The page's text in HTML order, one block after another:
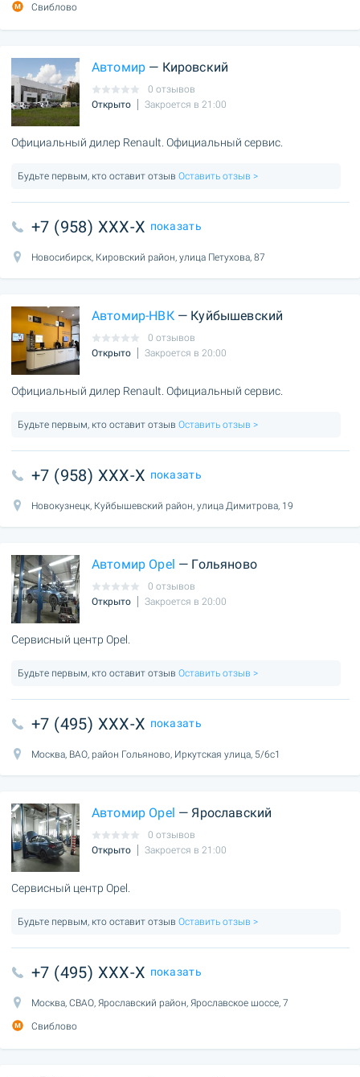
Свиблово
Автомир — Кировский
0 отзывов
Открыто
Закроется в 21:00
Официальный дилер Renault. Официальный сервис.
Будьте первым, кто оставит отзыв Оставить отзыв >
+7 (958) XXX-X показать
Новосибирск, Кировский район, улица Петухова, 87
Автомир-НВК— Куйбышевский
0 отзывов
Открыто
Закроется в 20:00
Официальный дилер Renault. Официальный сервис.
Будьте первым, кто оставит отзыв Оставить отзыв >
+7 (958) XXX-X показать
Новокузнецк, Куйбышевский район, улица Димитрова, 19
Автомир Opel — Гольяново
0 отзывов
Открыто
Закроется в 20:00
Сервисный центр Opel.
Будьте первым, кто оставит отзыв Оставить отзыв >
+7 (495) XXX-X показать
Москва, ВАО, район Гольяново, Иркутская улица, 5/6с1
Автомир Opel — Ярославский
0 отзывов
Открыто
Закроется в 21:00
Сервисный центр Opel.
Будьте первым, кто оставит отзыв Оставить отзыв >
+7 (495) XXX-X показать
Москва, СВАО, Ярославский район, Ярославское шоссе, 7
Свиблово